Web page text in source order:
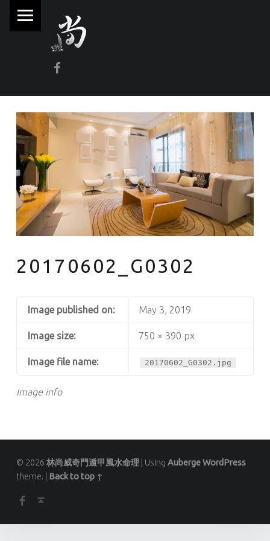
尚
門
遁
甲
風
水
命
理
林師傅(Sammy Lam) 玄學顧問-奇門遁甲流年問事、增運、調整風水
Facebook
20170602_G0302
Image info
Image published on: May 3, 2019
Image size: 750 × 390 px
Image file name: 20170602_G0302.jpg
© 2026 林尚威奇門遁甲風水命理 Using AubergeWordPress
theme.
Back to top ↑
Facebook